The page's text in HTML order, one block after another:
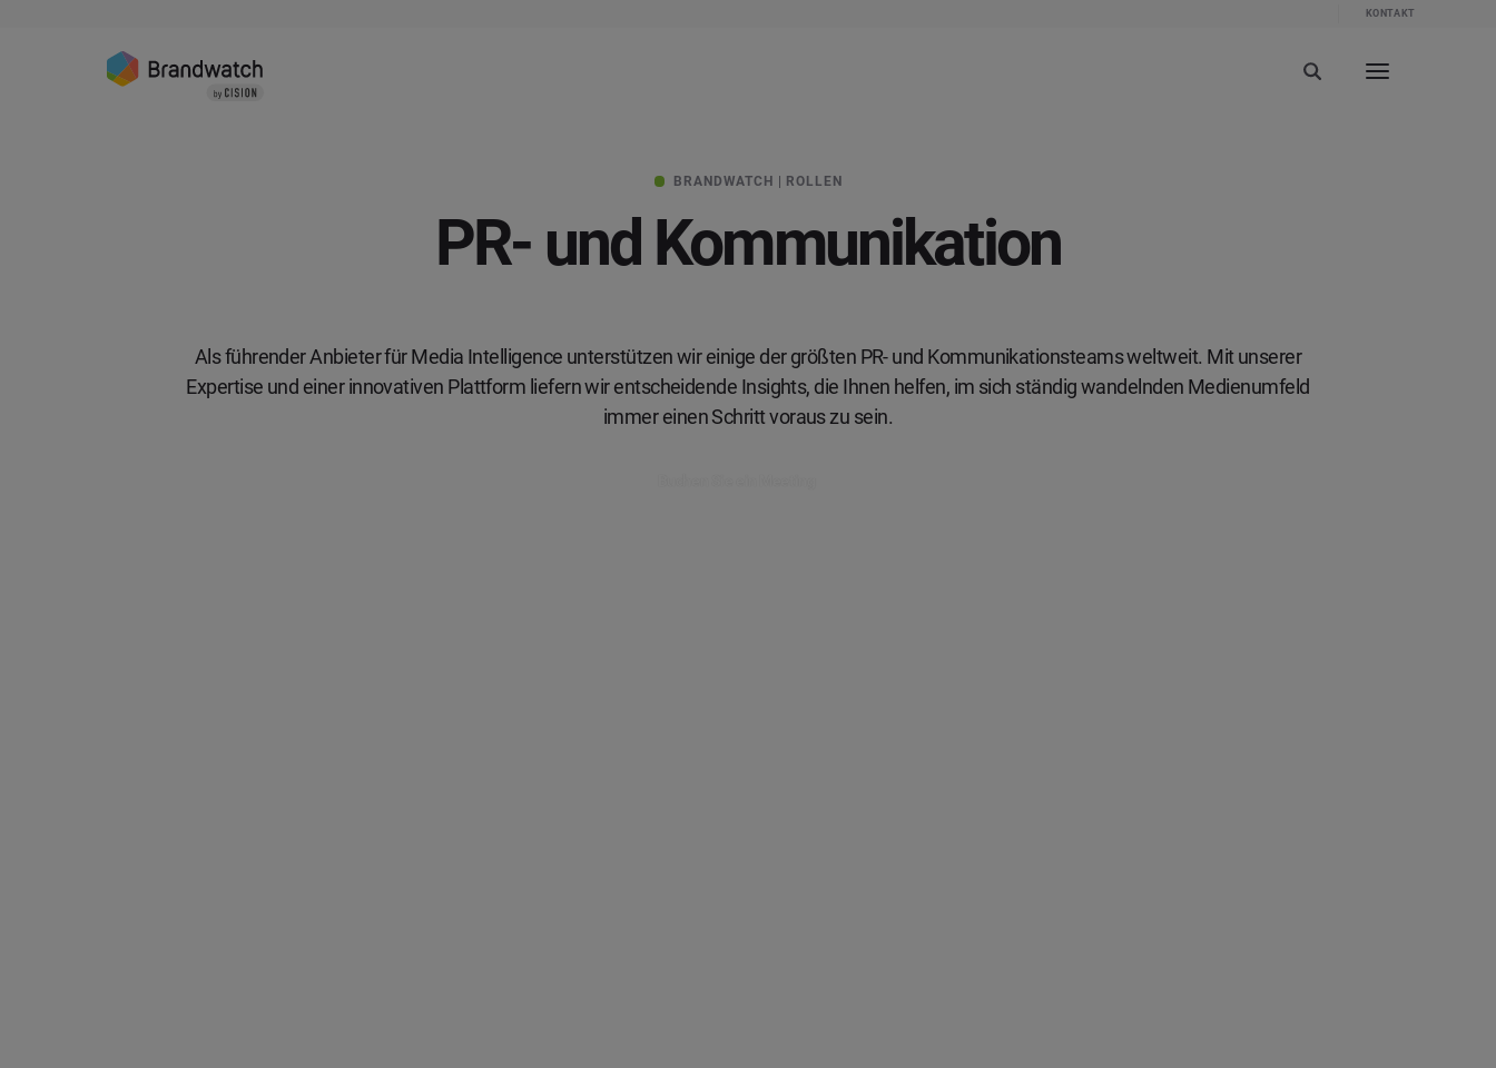
KONTAKT
BRANDWATCH | ROLLEN
PR- und Kommunikation
Als führender Anbieter für Media Intelligence unterstützen wir einige der größten PR- und Kommunikationsteams weltweit. Mit unserer
Expertise und einer innovativen Plattform liefern wir entscheidende Insights, die Ihnen helfen, im sich ständig wandelnden Medienumfeld
immer einen Schritt voraus zu sein.